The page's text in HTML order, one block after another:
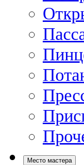
Место мастера